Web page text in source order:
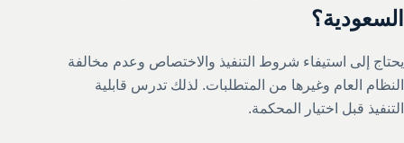
السعودية؟
يحتاج إلى استيفاء شروط التنفيذ والاختصاص وعدم مخالفة
النظام العام وغيرها من المتطلبات. لذلك تدرس قابلية
التنفيذ قبل اختيار المحكمة.